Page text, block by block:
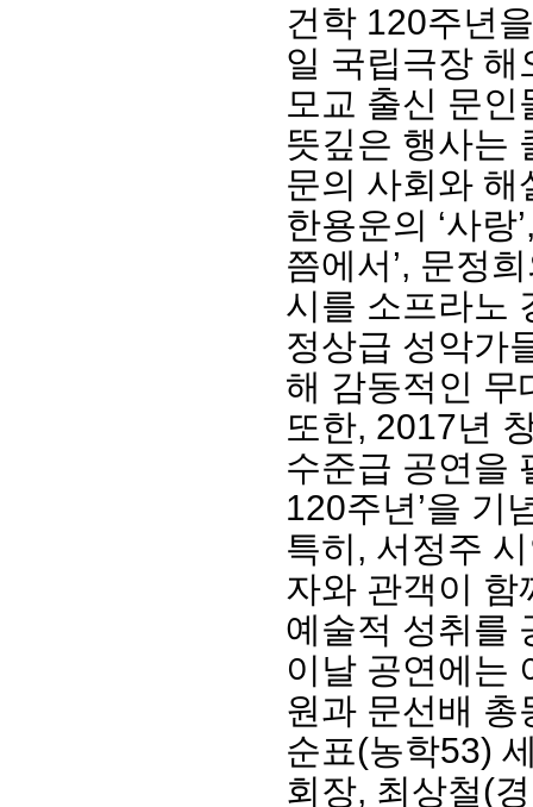
이사장 인사말
임원 현황
연혁·사업실적
역대 이사장
결산 공시
총동창
모교 소
지부·
언론에
동창회
포토뉴
영상갤
건학 120주년
일 국립극장 해
모교 출신 문
뜻깊은 행사는
문의 사회와 해
한용운의 ‘사랑
쯤에서’, 문정
시를 소프라노
정상급 성악가
해 감동적인 무
또한, 2017년
수준급 공연을
120주년’을 기
특히, 서정주
자와 관객이 함
예술적 성취를
이날 공연에는
원과 문선배
순표(농학53)
회장, 최상철(